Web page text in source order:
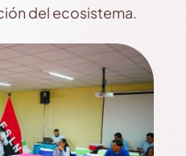
del ecosistema.